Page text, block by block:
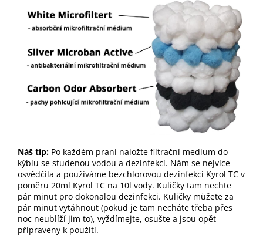
Náš tip: Po každém praní naložte filtrační medium do
kýblu se studenou vodou a dezinfekcí. Nám se nejvíce
osvědčila a používáme bezchlorovou dezinfekci Kyrol TC v
poměru 20ml Kyrol TC na 10l vody. Kuličky tam nechte
pár minut pro dokonalou dezinfekci. Kuličky můžete za
pár minut vytáhnout (pokud je tam necháte třeba přes
noc neublíží jim to), vyždímejte, osušte a jsou opět
připraveny k použití.